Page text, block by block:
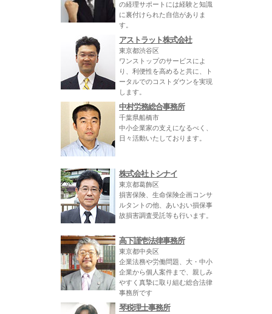
の経理サポートには経験と知識
に裏付けられた自信がありま
す。
アストラット株式会社
東京都渋谷区
ワンストップのサービスによ
り、利便性を高めると共に、ト
ータルでのコストダウンを実現
します。
中村労務総合事務所
千葉県船橋市
中小企業家の支えになるべく、
日々活動いたしております。
株式会社トシナイ
東京都葛飾区
損害保険、生命保険企画コンサ
ルタントの他、あいおい損保事
故損害調査受託等も行います。
高下謹壱法律事務所
東京都中央区
企業法務や労働問題、大・中小
企業から個人案件まで、親しみ
やすく真摯に取り組む総合法律
事務所です
琴税理士事務所